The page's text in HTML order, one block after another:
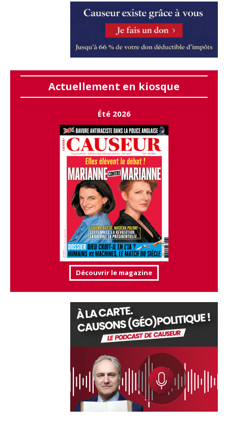
Actuellement en kiosque
Été 2026
Découvrir le magazine